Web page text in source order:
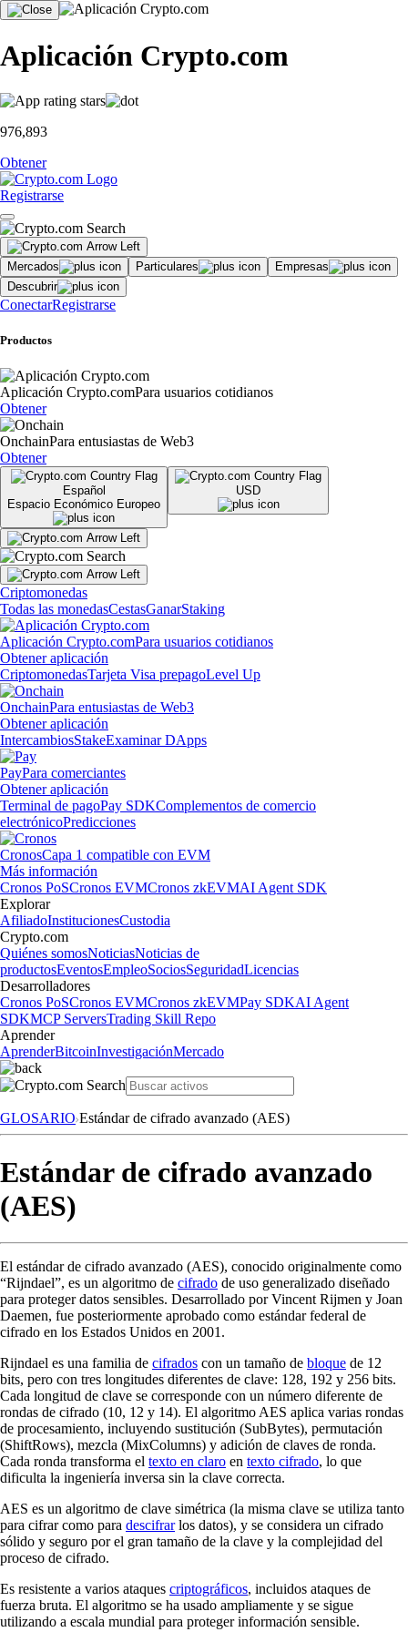
Aplicación Crypto.com
976,893
Obtener
Registrarse
Mercados Particulares
Empresas
Descubrir
ConectarRegistrarse
Productos
Aplicación Crypto.comPara usuarios cotidianos
Obtener
OnchainPara entusiastas de Web3
Obtener
Español
Espacio Económico Europeo
USD
Criptomonedas
Todas las monedasCestasGanarStaking
Aplicación Crypto.comPara usuarios cotidianos
Obtener aplicación
CriptomonedasTarjeta Visa prepagoLevel Up
OnchainPara entusiastas de Web3
Obtener aplicación
IntercambiosStakeExaminar DApps
PayPara comerciantes
Obtener aplicación
Terminal de pagoPay SDKComplementos de comercio
electrónicoPredicciones
CronosCapa 1 compatible con EVM
Más información
Cronos PoSCronos EVMCronos zkEVMAI Agent SDK
Explorar
AfiliadoInstitucionesCustodia
Crypto.com
Quiénes somosNoticiasNoticias de
productosEventosEmpleoSociosSeguridadLicencias
Desarrolladores
Cronos PoSCronos EVMCronos zkEVMPay SDKAI Agent
SDKMCP ServersTrading Skill Repo
Aprender
AprenderBitcoinInvestigaciónMercado
GLOSARIO Estándar de cifrado avanzado (AES)
Estándar de cifrado avanzado
(AES)
El estándar de cifrado avanzado (AES), conocido originalmente como
“Rijndael”, es un algoritmo de cifrado de uso generalizado diseñado
para proteger datos sensibles. Desarrollado por Vincent Rijmen y Joan
Daemen, fue posteriormente aprobado como estándar federal de
cifrado en los Estados Unidos en 2001.
Rijndael es una familia de cifrados con un tamaño de bloque de 12
bits, pero con tres longitudes diferentes de clave: 128, 192 y 256 bits.
Cada longitud de clave se corresponde con un número diferente de
rondas de cifrado (10, 12 y 14). El algoritmo AES aplica varias rondas
de procesamiento, incluyendo sustitución (SubBytes), permutación
(ShiftRows), mezcla (MixColumns) y adición de claves de ronda.
Cada ronda transforma el texto en claro en texto cifrado, lo que
dificulta la ingeniería inversa sin la clave correcta.
AES es un algoritmo de clave simétrica (la misma clave se utiliza tanto
para cifrar como para descifrarlos datos), y se considera un cifrado
sólido y seguro por el gran tamaño de la clave y la complejidad del
proceso de cifrado.
Es resistente a varios ataques criptográficos, incluidos ataques de
fuerza bruta. El algoritmo se ha usado ampliamente y se sigue
utilizando a escala mundial para proteger información sensible.